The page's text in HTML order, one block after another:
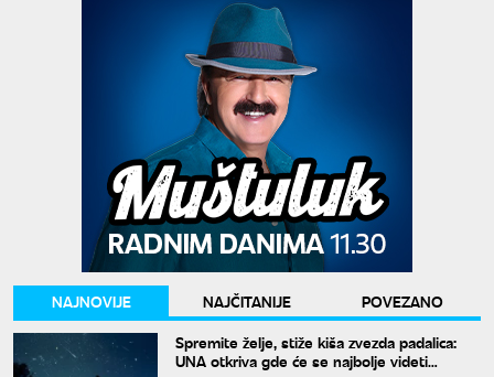
NAJNOVIJE NAJČITANIJE
POVEZANO
Spremite želje, stiže kiša zvezda padalica:
UNA otkriva gde će se najbolje videti